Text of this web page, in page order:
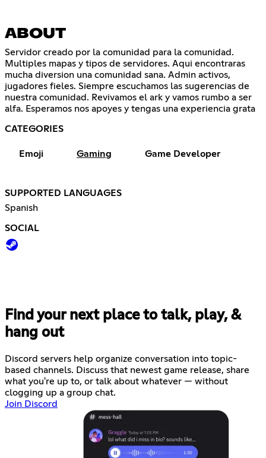
ABOUT
Servidor creado por la comunidad para la comunidad.
Multiples mapas y tipos de servidores. Aqui encontraras
mucha diversion una comunidad sana. Admin activos,
jugadores fieles. Siempre escuchamos las sugerencias de
nuestra comunidad. Revivamos el ark y vamos rumbo a ser
alfa. Esperamos nos apoyes y tengas una experiencia grata
CATEGORIES
Emoji Gaming Game Developer
SUPPORTED LANGUAGES
Spanish
SOCIAL
Find your next place to talk, play, &
hang out
Discord servers help organize conversation into topic-
based channels. Discuss that newest game release, share
what you're up to, or talk about whatever — without
clogging up a group chat.
Join Discord